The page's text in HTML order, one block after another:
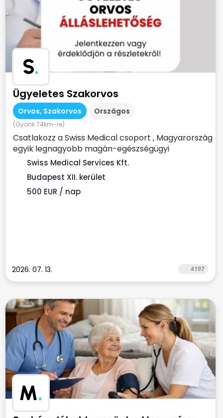
S.
Ügyeletes Szakorvos
Orvos, Szakorvos Országos
(Gyönk 74km-re)
Csatlakozz a Swiss Medical csoport , Magyarország
egyik legnagyobb magán-egészségügyi
szolgáltatójához ...
Swiss Medical Services Kft.
Budapest XII. kerület
500 EUR / nap
2026. 07. 13. 4197
M.